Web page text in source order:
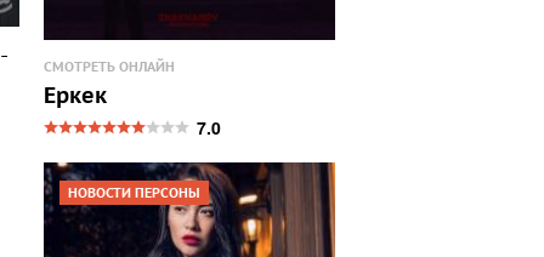
СМОТРЕТЬ ОНЛАЙН
Еркек
7.0
НОВОСТИ ПЕРСОНЫ